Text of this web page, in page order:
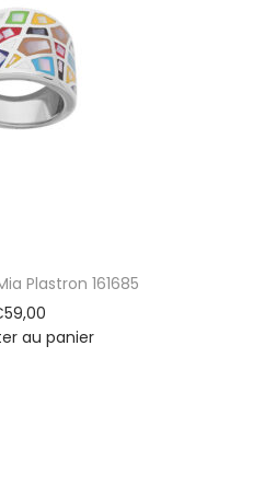
Plastron 161685
59,00
au panier